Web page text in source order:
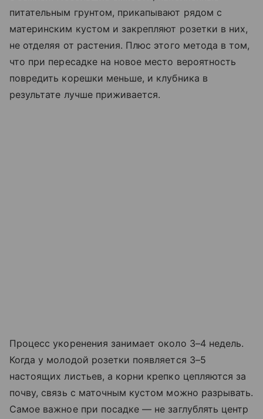
питательным грунтом, прикапывают рядом с
материнским кустом и закрепляют розетки в них,
не отделяя от растения. Плюс этого метода в том,
что при пересадке на новое место вероятность
повредить корешки меньше, и клубника в
результате лучше приживается.
Процесс укоренения занимает около 3–4 недель.
Когда у молодой розетки появляется 3–5
настоящих листьев, а корни крепко цепляются за
почву, связь с маточным кустом можно разрывать.
Самое важное при посадке — не заглублять центр